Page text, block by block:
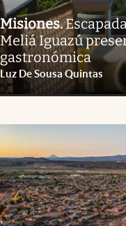
Misiones.
Meliá Iguazú
gastronómica
Luz De Sousa Quintas